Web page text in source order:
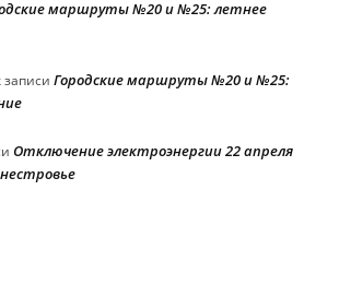
маршруты №20 и №25: летнее
записи Городские маршруты №20 и №25:
Отключение электроэнергии 22 апреля